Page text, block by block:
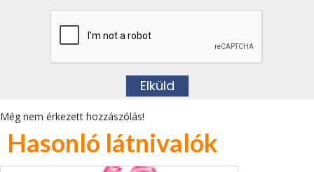
Még nem érkezett hozzászólás!
Hasonló látnivalók